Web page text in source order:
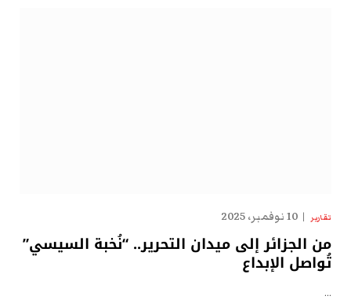
تقارير 10 نوفمبر، 2025
من الجزائر إلى ميدان التحرير.. “نُخبة السيسي”
تُواصل الإبداع
…